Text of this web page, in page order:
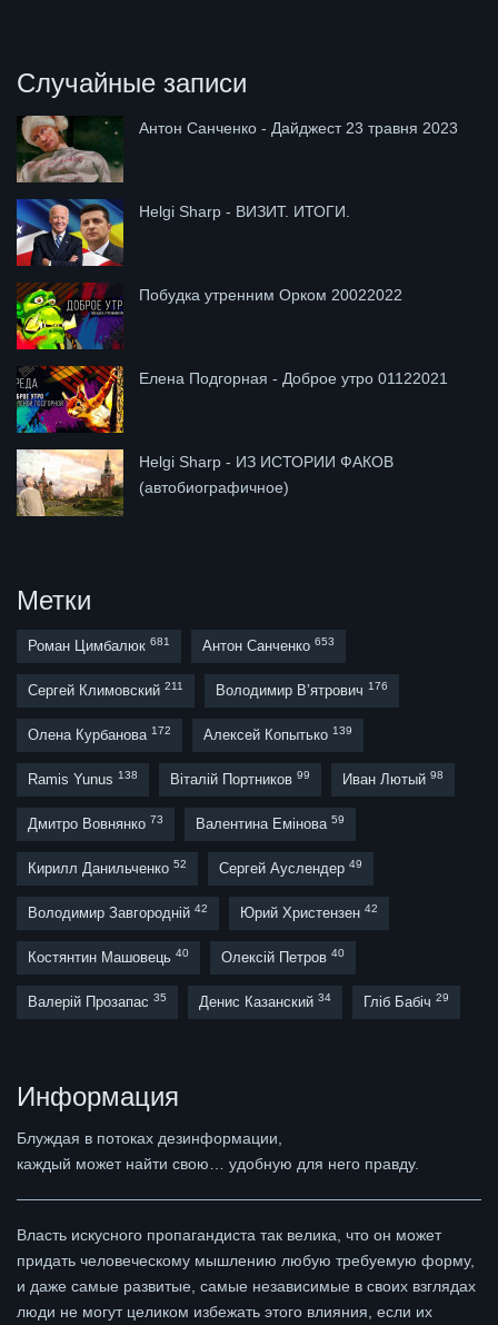
Случайные записи
Антон Санченко - Дайджест 23 травня 2023
Helgi Sharp - ВИЗИТ. ИТОГИ.
Побудка утренним Орком 20022022
Елена Подгорная - Доброе утро 01122021
Helgi Sharp - ИЗ ИСТОРИИ ФАКОВ
(автобиографичное)
Метки
Роман Цимбалюк 681 Антон Санченко 653
Сергей Климовский 211 Володимир В’ятрович 176
Олена Курбанова 172 Алексей Копытько 139
Ramis Yunus 138 Віталій Портников 99 Иван Лютый 98
Дмитро Вовнянко 73 Валентина Емінова 59
Кирилл Данильченко 52 Сергей Ауслендер 49
Володимир Завгородній 42 Юрий Христензен 42
Костянтин Машовець 40 Олексій Петров 40
Валерій Прозапас 35 Денис Казанский 34 Гліб Бабіч 29
Информация
Блуждая в потоках дезинформации,
каждый может найти свою… удобную для него правду.
Власть искусного пропагандиста так велика, что он может
придать человеческому мышлению любую требуемую форму,
и даже самые развитые, самые независимые в своих взглядах
люди не могут целиком избежать этого влияния, если их